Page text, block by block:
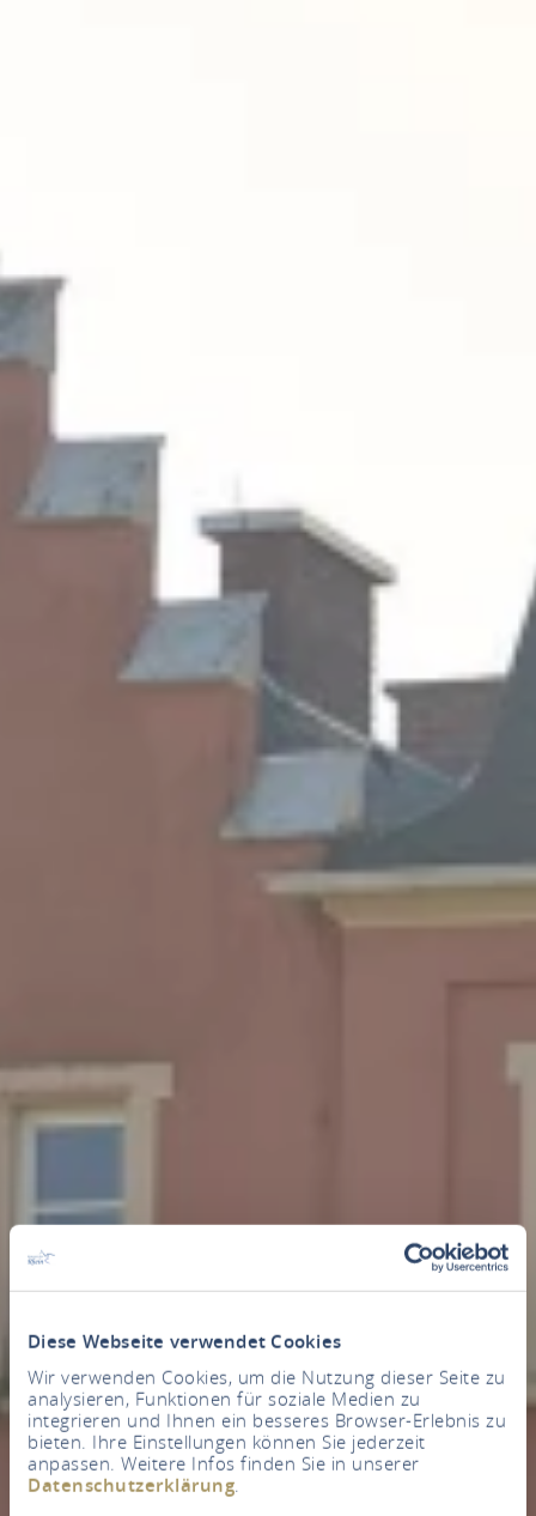
Diese Webseite verwendet Cookies
Wir verwenden Cookies, um die Nutzung dieser Seite zu
analysieren, Funktionen für soziale Medien zu
integrieren und Ihnen ein besseres Browser-Erlebnis zu
bieten. Ihre Einstellungen können Sie jederzeit
anpassen. Weitere Infos finden Sie in unserer
Datenschutzerklärung.